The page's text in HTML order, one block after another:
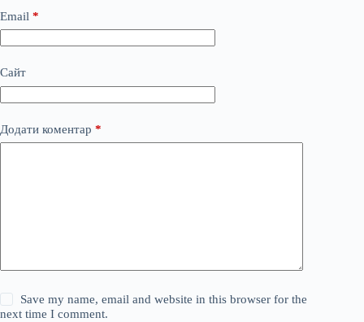
Email *
Сайт
Додати коментар *
Save my name, email and website in this browser for the
next time I comment.